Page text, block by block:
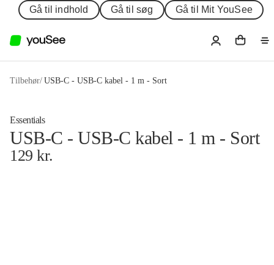
Gå til indhold Gå til søg Gå til Mit YouSee
Tilbehør/ USB-C - USB-C kabel - 1 m - Sort
Essentials
USB-C - USB-C kabel - 1 m - Sort
129kr.